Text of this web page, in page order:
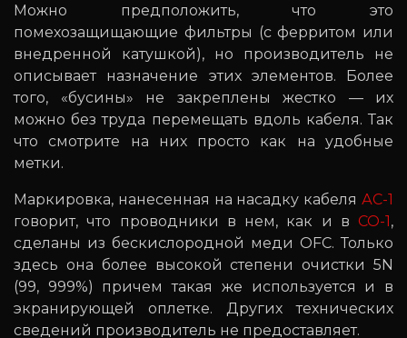
Можно предположить, что это
помехозащищающие фильтры (с ферритом или
внедренной катушкой), но производитель не
описывает назначение этих элементов. Более
того, «бусины» не закреплены жестко — их
можно без труда перемещать вдоль кабеля. Так
что смотрите на них просто как на удобные
метки.
Маркировка, нанесенная на насадку кабеля АС-1
говорит, что проводники в нем, как и в CO-1,
сделаны из бескислородной меди OFC. Только
здесь она более высокой степени очистки 5N
(99, 999%) причем такая же используется и в
экранирующей оплетке. Других технических
сведений производитель не предоставляет.